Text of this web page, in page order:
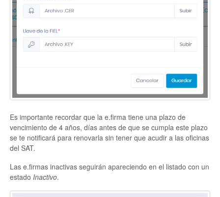
Es importante recordar que la e.firma tiene una plazo de
vencimiento de 4 años, días antes de que se cumpla este plazo
se te notificará para renovarla sin tener que acudir a las oficinas
del SAT.
Las e.firmas inactivas seguirán apareciendo en el listado con un
estado Inactivo.